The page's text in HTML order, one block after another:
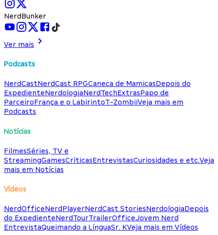
NerdBunker
Ver mais
Podcasts
NerdCastNerdCast RPGCaneca de MamicasDepois do
ExpedienteNerdologiaNerdTechExtrasPapo de
ParceiroFrança e o LabirintoT-ZombiiVeja mais em
Podcasts
Notícias
FilmesSéries, TV e
StreamingGamesCríticasEntrevistasCuriosidades e etc.Veja
mais em Notícias
Vídeos
NerdOfficeNerdPlayerNerdCast StoriesNerdologiaDepois
do ExpedienteNerdTourTrailerOfficeJovem Nerd
EntrevistaQueimando a LínguaSr. KVeja mais em Vídeos